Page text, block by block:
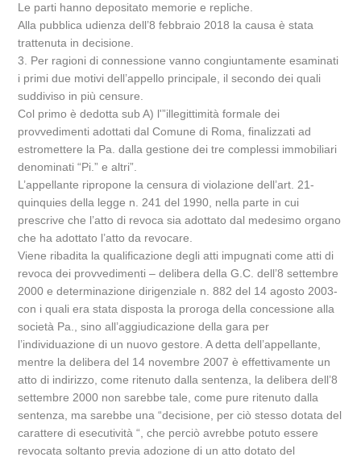
Le parti hanno depositato memorie e repliche.
Alla pubblica udienza dell’8 febbraio 2018 la causa è stata
trattenuta in decisione.
3. Per ragioni di connessione vanno congiuntamente esaminati
i primi due motivi dell’appello principale, il secondo dei quali
suddiviso in più censure.
Col primo è dedotta sub A) l'”illegittimità formale dei
provvedimenti adottati dal Comune di Roma, finalizzati ad
estromettere la Pa. dalla gestione dei tre complessi immobiliari
denominati “Pi.” e altri”.
L’appellante ripropone la censura di violazione dell’art. 21-
quinquies della legge n. 241 del 1990, nella parte in cui
prescrive che l’atto di revoca sia adottato dal medesimo organo
che ha adottato l’atto da revocare.
Viene ribadita la qualificazione degli atti impugnati come atti di
revoca dei provvedimenti – delibera della G.C. dell’8 settembre
2000 e determinazione dirigenziale n. 882 del 14 agosto 2003-
con i quali era stata disposta la proroga della concessione alla
società Pa., sino all’aggiudicazione della gara per
l’individuazione di un nuovo gestore. A detta dell’appellante,
mentre la delibera del 14 novembre 2007 è effettivamente un
atto di indirizzo, come ritenuto dalla sentenza, la delibera dell’8
settembre 2000 non sarebbe tale, come pure ritenuto dalla
sentenza, ma sarebbe una “decisione, per ciò stesso dotata del
carattere di esecutività “, che perciò avrebbe potuto essere
revocata soltanto previa adozione di un atto dotato del